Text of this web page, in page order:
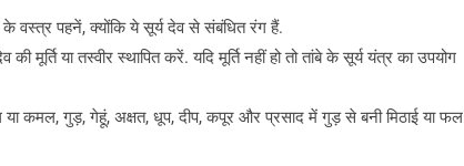
वस्त्र पहनें, क्योंकि ये सूर्य देव से संबंधित रंग हैं.
या तस्वीर स्थापित करें. यदि मूर्ति नहीं हो तो तांबे के सूर्य यंत्र का उपयोग
कमल, गुड़, गेहूं, अक्षत, धूप, दीप, कपूर और प्रसाद में गुड़ से बनी मिठाई या फल